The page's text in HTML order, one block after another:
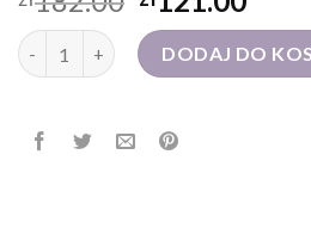
ilość torebka przez ramięDODAJ DO